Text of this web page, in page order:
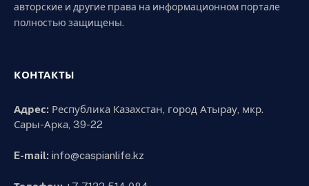
авторские и другие права на информационном портале
полностью защищены.
КОНТАКТЫ
Адрес: Республика Казахстан, город Атырау, мкр.
Сары-Арка, 39-22
E-mail: info@caspianlife.kz